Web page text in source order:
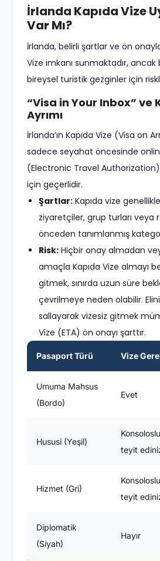
İrlanda Kapıda Vize
Var Mı?
İrlanda, belirli şartlar ve ön
Vize imkanı sunmaktadır,
bireysel turistik gezginler için
“Visa in Your Inbox” ve
Ayrımı
İrlanda’ın Kapıda Vize (Visa on
sadece seyahat öncesinde
(Electronic Travel Authorization)
için geçerlidir.
Şartlar: Kapıda vize
ziyaretçiler, grup turları veya
önceden tanımlanmış
Risk: Hiçbir onay almadan
amaçla Kapıda Vize almayı
gitmek, sınırda uzun süre
çevrilmeye neden olabilir.
sallayarak vizesiz gitmek
Vize (ETA) ön onayı şarttır.
Pasaport Türü Vize
Umuma Mahsus
(Bordo)
Evet
Hususi (Yeşil)
teyit
Hizmet (Gri)
teyit
Diplomatik
(Siyah)
Hayır